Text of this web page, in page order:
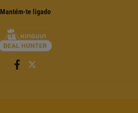
Mantém-te ligado